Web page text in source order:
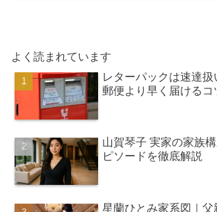
よく読まれています
レターパックは速達扱
郵便より早く届けるコ
山賀琴子 実家の家族
ピソードを徹底解説
星蘭ひとみ家系図｜